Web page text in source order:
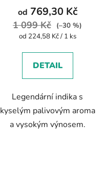
od 769,30 Kč
1 099 Kč
(–30 %)
Měrná
od 224,58 Kč / 1 ks
DETAIL
Legendární indika s
kyselým palivovým aroma
a vysokým výnosem.